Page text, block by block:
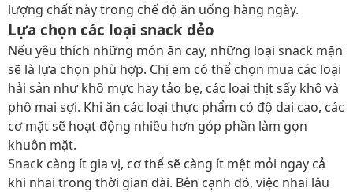
lượng chất này trong chế độ ăn uống hàng ngày.
Lựa chọn các loại snack dẻo
Nếu yêu thích những món ăn cay, những loại snack mặn
sẽ là lựa chọn phù hợp. Chị em có thể chọn mua các loại
hải sản như khô mực hay tảo bẹ, các loại thịt sấy khô và
phô mai sợi. Khi ăn các loại thực phẩm có độ dai cao, các
cơ mặt sẽ hoạt động nhiều hơn góp phần làm gọn
khuôn mặt.
Snack càng ít gia vị, cơ thể sẽ càng ít mệt mỏi ngay cả
khi nhai trong thời gian dài. Bên cạnh đó, việc nhai lâu